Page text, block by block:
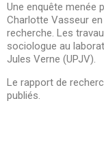
Une enquête menée
Charlotte Vasseur
recherche. Les
sociologue au
Jules Verne (UPJV).
Le rapport de
publiés.